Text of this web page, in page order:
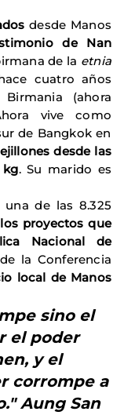
desde Manos
de Nan
de la etnia
cuatro años
(ahora
vive como
de Bangkok en
desde las
. Su marido es
de las 8.325
proyectos que
Nacional de
la Conferencia
local de Manos
sino el
el poder
y el
corrompe a
Aung San